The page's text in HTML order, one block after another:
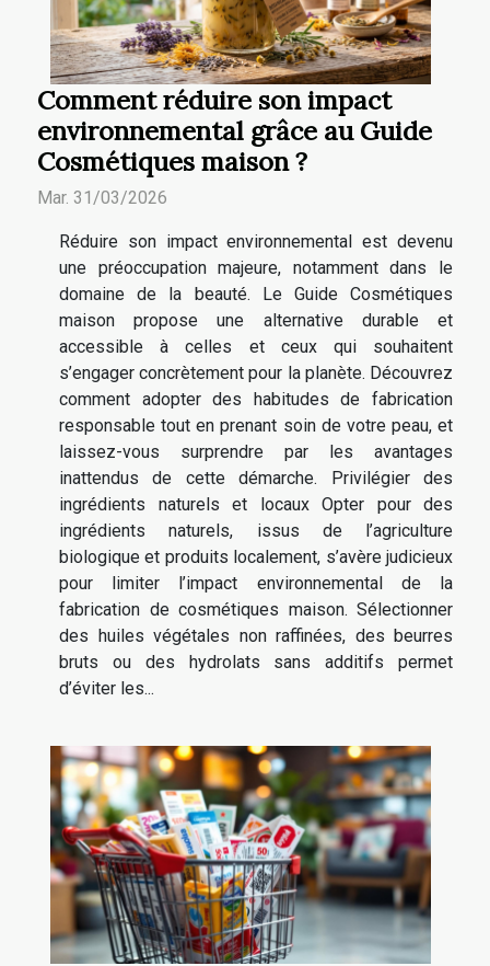
Comment réduire son impact
environnemental grâce au Guide
Cosmétiques maison ?
Mar. 31/03/2026
Réduire son impact environnemental est devenu
une préoccupation majeure, notamment dans le
domaine de la beauté. Le Guide Cosmétiques
maison propose une alternative durable et
accessible à celles et ceux qui souhaitent
s’engager concrètement pour la planète. Découvrez
comment adopter des habitudes de fabrication
responsable tout en prenant soin de votre peau, et
laissez-vous surprendre par les avantages
inattendus de cette démarche. Privilégier des
ingrédients naturels et locaux Opter pour des
ingrédients naturels, issus de l’agriculture
biologique et produits localement, s’avère judicieux
pour limiter l’impact environnemental de la
fabrication de cosmétiques maison. Sélectionner
des huiles végétales non raffinées, des beurres
bruts ou des hydrolats sans additifs permet
d’éviter les...